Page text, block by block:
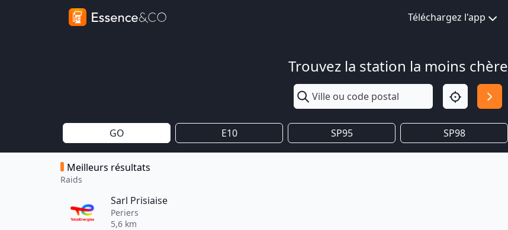
Téléchargez l'app
Trouvez la station la moins chère
GO E10 SP95 SP98
Meilleurs résultats
Raids
Sarl Prisiaise
Periers
5,6 km